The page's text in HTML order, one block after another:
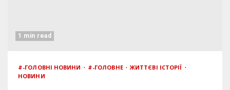
1 min read
#-ГОЛОВНІ НОВИНИ #-ГОЛОВНЕ
ЖИТТЄВІ ІСТОРІЇ
НОВИНИ